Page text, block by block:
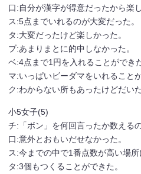
口:自分が漢字が得意だったから楽
ス:5点までいれるのが大変だった。
タ:大変だったけど楽しかった。
ブ:あまりまとに的中しなかった。
ベ:4点まで1円を入れることができ
マ:いっぱいビーダマをいれること
ク:わからない所もあったけどだい
小5女子(5)
チ:「ボン」を何回言ったか数える
口:意外とおもいだせなかった。
ス:今までの中で1番点数が高い場所
タ:3個もつくることができた。